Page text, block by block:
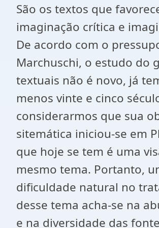
São os textos que
imaginação crítica e
De acordo com o
Marchuschi, o estudo do
textuais não é novo, já
menos vinte e cinco
considerarmos que sua
sitemática iniciou-se em
que hoje se tem é uma
mesmo tema. Portanto,
dificuldade natural no
desse tema acha-se na
e na diversidade das